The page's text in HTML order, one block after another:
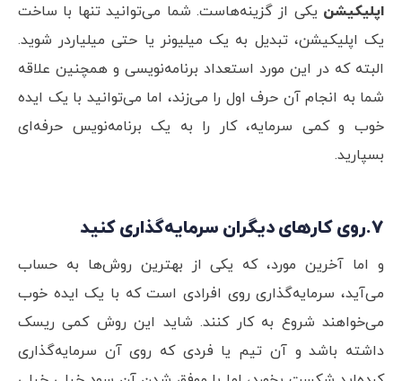
اپلیکیشن یکی از گزینه‌هاست. شما می‌توانید تنها با ساخت
یک اپلیکیشن، تبدیل به یک میلیونر یا حتی میلیاردر شوید.
البته که در این مورد استعداد برنامه‌نویسی و همچنین علاقه
شما به انجام آن حرف اول را می‌زند، اما می‌توانید با یک ایده
خوب و کمی سرمایه، کار را به یک برنامه‌نویس حرفه‌ای
بسپارید.
7.روی کارهای دیگران سرمایه‌‌گذاری کنید
و اما آخرین مورد، که یکی از بهترین روش‌ها به حساب
می‌آید، سرمایه‌گذاری روی افرادی است که با یک ایده خوب
می‌خواهند شروع به کار کنند. شاید این روش کمی ریسک
داشته باشد و آن تیم یا فردی که روی آن سرمایه‌گذاری